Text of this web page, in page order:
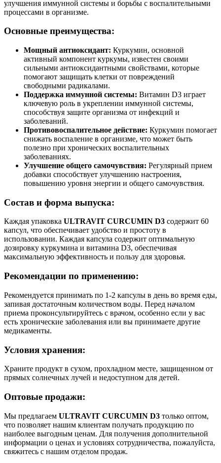
улучшения иммунной системы и борьбы с воспалительными
процессами в организме.
Основные преимущества:
Мощный антиоксидант: Куркумин, основной
активный компонент куркумы, известен своими
сильными антиоксидантными свойствами, которые
помогают защищать клетки от повреждений
свободными радикалами.
Поддержка иммунной системы: Витамин D3 играет
ключевую роль в укреплении иммунной системы,
способствуя защите организма от инфекций и
заболеваний.
Противовоспалительное действие: Куркумин помогает
снижать воспаление в организме, что может быть
полезно при хронических воспалительных
заболеваниях.
Улучшение общего самочувствия: Регулярный прием
добавки способствует улучшению настроения,
повышению уровня энергии и общего самочувствия.
Состав и форма выпуска:
Каждая упаковка ULTRAVIT CURCUMIN D3 содержит 60
капсул, что обеспечивает удобство и простоту в
использовании. Каждая капсула содержит оптимальную
дозировку куркумина и витамина D3, обеспечивая
максимальную эффективность и пользу для здоровья.
Рекомендации по применению:
Рекомендуется принимать по 1-2 капсулы в день во время еды,
запивая достаточным количеством воды. Перед началом
приема проконсультируйтесь с врачом, особенно если у вас
есть хронические заболевания или вы принимаете другие
медикаменты.
Условия хранения:
Храните продукт в сухом, прохладном месте, защищенном от
прямых солнечных лучей и недоступном для детей.
Оптовые продажи:
Мы предлагаем ULTRAVIT CURCUMIN D3 только оптом,
что позволяет нашим клиентам получать продукцию по
наиболее выгодным ценам. Для получения дополнительной
информации о ценах и условиях сотрудничества, пожалуйста,
свяжитесь с нашим отделом продаж.